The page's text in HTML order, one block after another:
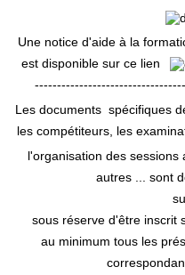
Une notice d'aide à la
est disponible sur ce lien
Les documents spécifiques
les compétiteurs, les
l'organisation des sessions
autres ... sont
sous réserve d'être inscrit
au minimum tous les